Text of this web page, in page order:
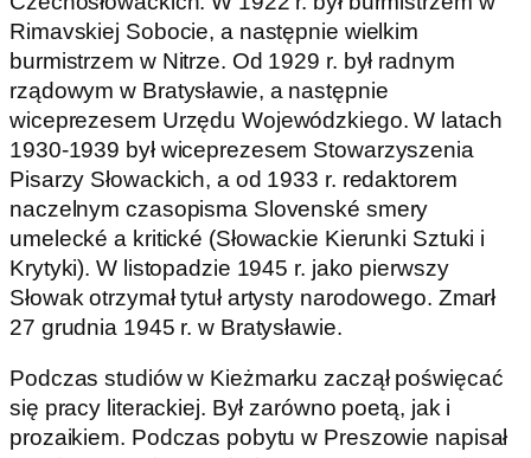
Rimavskiej Sobocie, a następnie wielkim
burmistrzem w Nitrze. Od 1929 r. był radnym
rządowym w Bratysławie, a następnie
wiceprezesem Urzędu Wojewódzkiego. W latach
1930-1939 był wiceprezesem Stowarzyszenia
Pisarzy Słowackich, a od 1933 r. redaktorem
naczelnym czasopisma Slovenské smery
umelecké a kritické (Słowackie Kierunki Sztuki i
Krytyki). W listopadzie 1945 r. jako pierwszy
Słowak otrzymał tytuł artysty narodowego. Zmarł
27 grudnia 1945 r. w Bratysławie.
Podczas studiów w Kieżmarku zaczął poświęcać
się pracy literackiej. Był zarówno poetą, jak i
prozaikiem. Podczas pobytu w Preszowie napisał